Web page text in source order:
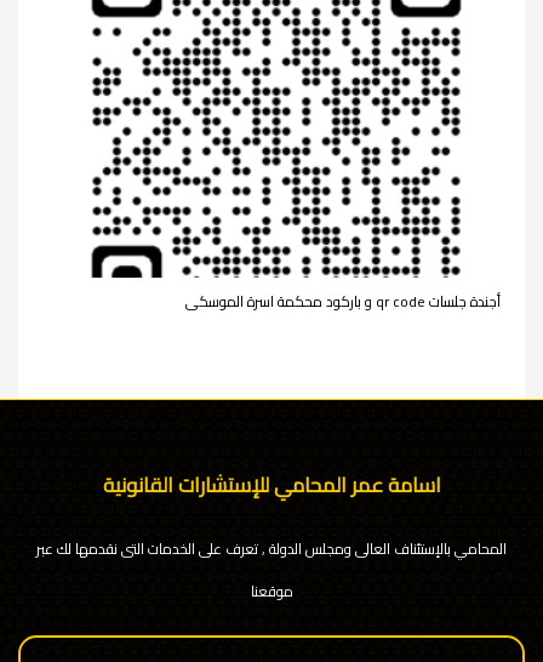
أجندة جلسات qr code و باركود محكمة اسرة الموسكى
اسامة عمر المحامي للإستشارات القانونية
المحامي بالإستئناف العالى ومجلس الدولة , تعرف على الخدمات التى نقدمها لك عبر
موقعنا